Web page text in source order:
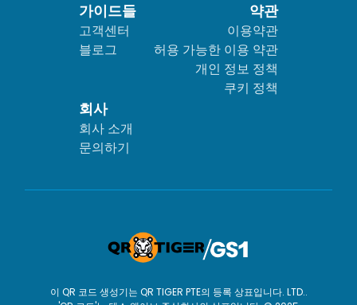
가이드들
고객센터
블로그
약관
이용약관
허용 가능한 이용 약관
개인 정보 정책
쿠키 정책
회사
회사 소개
문의하기
이 QR 코드 생성기는 QR TIGER PTE의 등록 상표입니다. LTD..